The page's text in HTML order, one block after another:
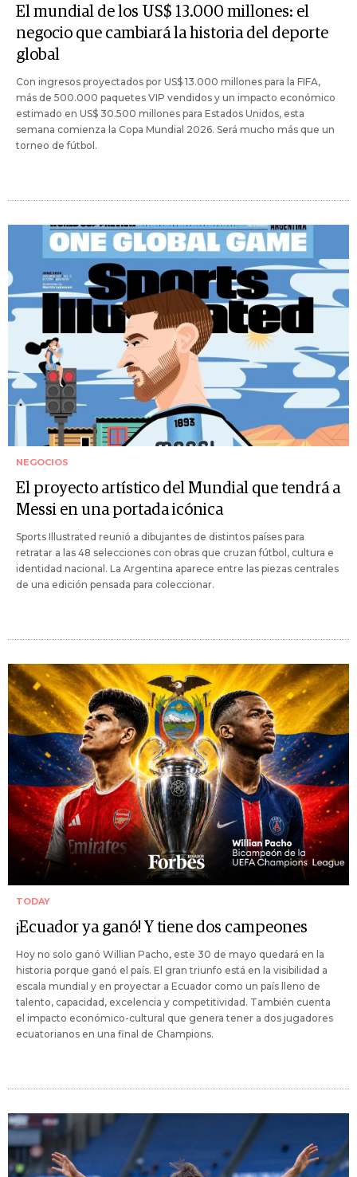
El mundial de los US$ 13.000 millones: el
negocio que cambiará la historia del deporte
global
Con ingresos proyectados por US$ 13.000 millones para la FIFA,
más de 500.000 paquetes VIP vendidos y un impacto económico
estimado en US$ 30.500 millones para Estados Unidos, esta
semana comienza la Copa Mundial 2026. Será mucho más que un
torneo de fútbol.
NEGOCIOS
El proyecto artístico del Mundial que tendrá a
Messi en una portada icónica
Sports Illustrated reunió a dibujantes de distintos países para
retratar a las 48 selecciones con obras que cruzan fútbol, cultura e
identidad nacional. La Argentina aparece entre las piezas centrales
de una edición pensada para coleccionar.
TODAY
¡Ecuador ya ganó! Y tiene dos campeones
Hoy no solo ganó Willian Pacho, este 30 de mayo quedará en la
historia porque ganó el país. El gran triunfo está en la visibilidad a
escala mundial y en proyectar a Ecuador como un país lleno de
talento, capacidad, excelencia y competitividad. También cuenta
el impacto económico-cultural que genera tener a dos jugadores
ecuatorianos en una final de Champions.